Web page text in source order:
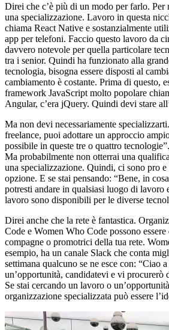
Direi che c’è più di un modo per farlo. Per
una specializzazione. Lavoro in questa
chiama React Native e sostanzialmente
app per telefoni. Faccio questo lavoro da
davvero notevole per quella particolare
tra i senior. Quindi ha funzionato alla
tecnologia, bisogna essere disposti al
cambiamento è costante. Prima di questo,
framework JavaScript molto popolare
Angular, c’era jQuery. Quindi devi stare
Ma non devi necessariamente
freelance, puoi adottare un approccio
possibile in queste tre o quattro
Ma probabilmente non otterrai una
una specializzazione. Quindi, ci sono pro e
opzione. E se stai pensando: “Bene, in
potresti andare in qualsiasi luogo di lavoro
lavoro sono disponibili per le diverse
Direi anche che la rete è fantastica.
Code e Women Who Code possono
compagne o promotrici della tua rete.
esempio, ha un canale Slack che conta
settimana qualcuno se ne esce con: “Ciao
un’opportunità, candidatevi e vi procurerò
Se stai cercando un lavoro o
organizzazione specializzata può essere